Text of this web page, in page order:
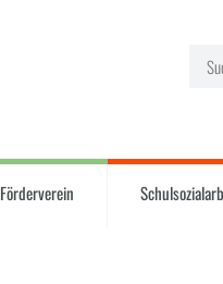
Förderverein